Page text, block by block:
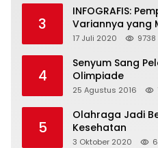
3
INFOGRAFIS:
Variannya yang
17 Juli 2020 9738
4
Senyum Sang
Olimpiade
25 Agustus 2016
5
Olahraga Jadi
Kesehatan
3 Oktober 2020